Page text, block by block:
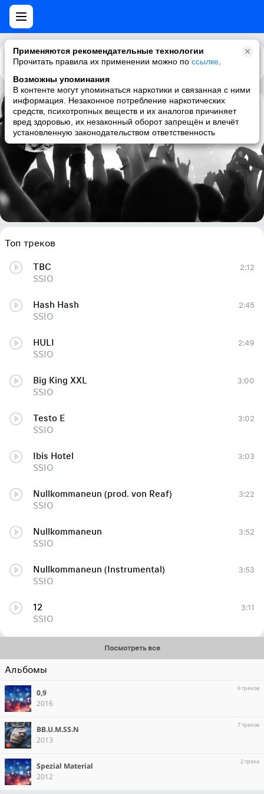
Применяются рекомендательные технологии
Прочитать правила их применении можно по ссылке
Возможны упоминания
В контенте могут упоминаться наркотики и связанная с ними
информация. Незаконное потребление наркотических
средств, психотропных веществ и их аналогов причиняет
вред здоровью, их незаконный оборот запрещён и влечёт
установленную законодательством ответственность
Каталог Рекомендации
SSIO
deutschrap, hip-hop, german
Топ треков
TBC
SSIO
2:12
Hash Hash
SSIO
2:45
HULI
SSIO
2:49
Big King XXL
SSIO
3:00
Testo E
SSIO
3:02
Ibis Hotel
SSIO
3:03
Nullkommaneun (prod. von Reaf)
SSIO
3:22
Nullkommaneun
SSIO
3:52
Nullkommaneun (Instrumental)
SSIO
3:53
12
SSIO
3:11
Посмотреть все
Альбомы
0,9
2016
6 треков
BB.U.M.SS.N
2013
7 треков
Spezial Material
2012
2 трека